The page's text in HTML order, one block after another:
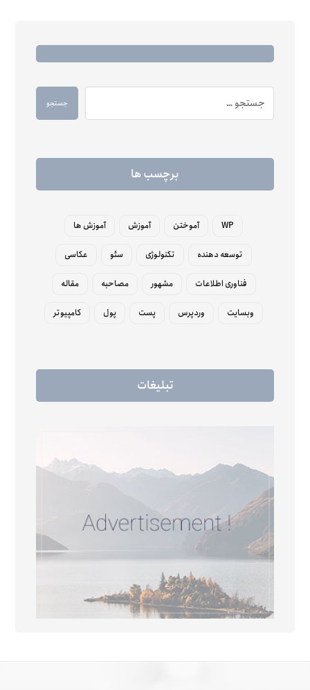
جستجو
برچسب ها
WP آموختن آموزش آموزش ها
توسعه دهنده تکنولوژی سئو عکاسی
فناوری اطلاعات مشهور مصاحبه مقاله
وبسایت وردپرس پست پول کامپیوتر
تبلیغات